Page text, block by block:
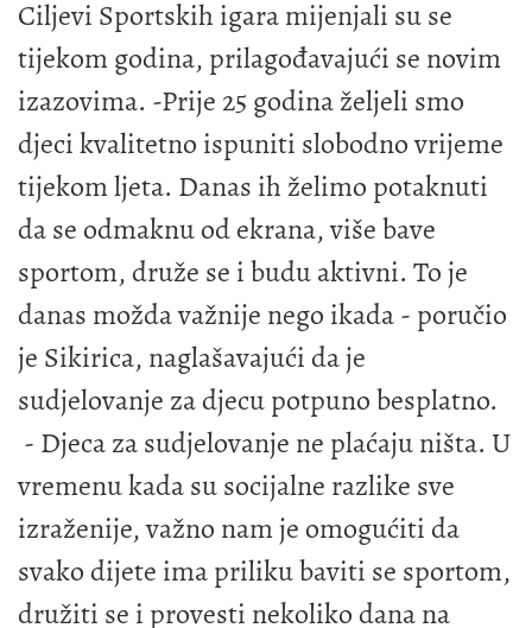
Ciljevi Sportskih igara mijenjali su se
tijekom godina, prilagođavajući se novim
izazovima. -Prije 25 godina željeli smo
djeci kvalitetno ispuniti slobodno vrijeme
tijekom ljeta. Danas ih želimo potaknuti
da se odmaknu od ekrana, više bave
sportom, druže se i budu aktivni. To je
danas možda važnije nego ikada - poručio
je Sikirica, naglašavajući da je
sudjelovanje za djecu potpuno besplatno.
- Djeca za sudjelovanje ne plaćaju ništa. U
vremenu kada su socijalne razlike sve
izraženije, važno nam je omogućiti da
svako dijete ima priliku baviti se sportom,
družiti se i provesti nekoliko dana na